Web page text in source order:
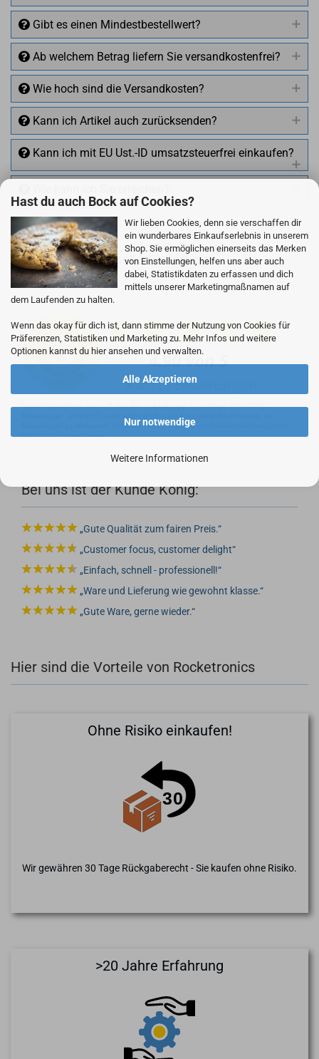
Hast du auch Bock auf Cookies?
Wir lieben Cookies, denn sie verschaffen dir
ein wunderbares Einkaufserlebnis in unserem
Shop. Sie ermöglichen einerseits das Merken
von Einstellungen, helfen uns aber auch
dabei, Statistikdaten zu erfassen und dich
mittels unserer Marketingmaßnamen auf
dem Laufenden zu halten.
Wenn das okay für dich ist, dann stimme der Nutzung von Cookies für
Präferenzen, Statistiken und Marketing zu. Mehr Infos und weitere
Optionen kannst du hier ansehen und verwalten.
Alle Akzeptieren
Nur notwendige
Weitere Informationen
Gibt es einen Mindestbestellwert?
Ab welchem Betrag liefern Sie versandkostenfrei?
Wie hoch sind die Versandkosten?
Kann ich Artikel auch zurücksenden?
Kann ich mit EU Ust.-ID umsatzsteuerfrei einkaufen?
+49 (0)4281 50 79 78 2
+49 (0)4281 50 79 78 2
info@rocketronics.de
Qualität und schnelle Lieferung
Unser Unternehmen sammelt über den unabhängigen Dienstleister SHOPVOTE
Informationen zur Echtheit von Kundenbewertungen auf
SHOPVOTE finden Sie hier.
Bei uns ist der Kunde König:
Gute Qualität zum fairen Preis.
Customer focus, customer delight
Einfach, schnell - professionell!
Ware und Lieferung wie gewohnt klasse.
Gute Ware, gerne wieder.
Hier sind die Vorteile von Rocketronics
Ohne Risiko einkaufen!
Wir gewähren 30 Tage Rückgaberecht - Sie kaufen ohne Risiko.
>20 Jahre Erfahrung